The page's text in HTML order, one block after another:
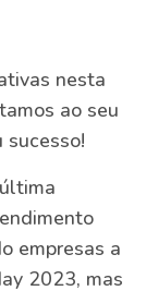
nesta
ao seu
empresas a
2023, mas